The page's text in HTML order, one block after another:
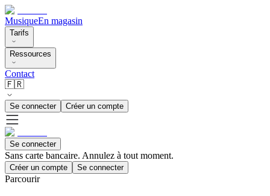
MusiqueEn magasin
Tarifs
Ressources
Contact
🇫🇷
Se connecter Créer un compte
Se connecter
Sans carte bancaire. Annulez à tout moment.
Créer un compte Se connecter
Parcourir